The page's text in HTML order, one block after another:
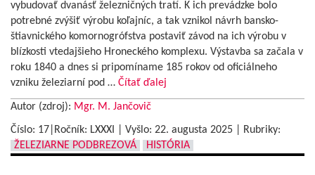
vybudovať dvanásť železničných tratí. K ich prevádzke bolo
potrebné zvýšiť výrobu koľajníc, a tak vznikol návrh bansko-
štiavnického komornogrófstva postaviť závod na ich výrobu v
blízkosti vtedajšieho Hroneckého komplexu. Výstavba sa začala v
roku 1840 a dnes si pripomíname 185 rokov od oficiálneho
vzniku železiarní pod … Čítať ďalej
Autor (zdroj): Mgr. M. Jančovič
Číslo: 17|Ročník: LXXXI | Vyšlo: 22. augusta 2025
Rubriky:
ŽELEZIARNE PODBREZOVÁ
HISTÓRIA